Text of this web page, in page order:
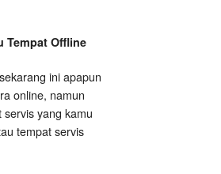
Tempat Offline
ini apapun
online, namun
yang kamu
tempat servis